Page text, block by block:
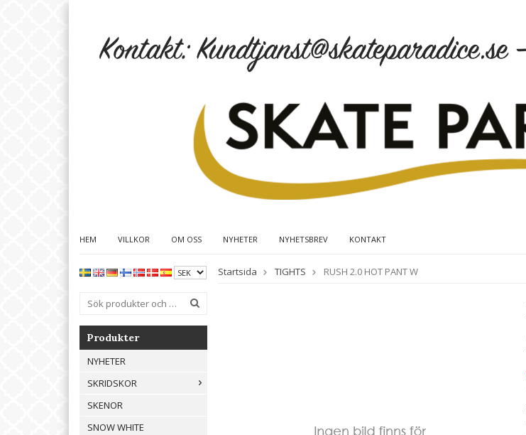
HEM VILLKOR OM OSS NYHETER NYHETSBREV KONTAKT
Produkter
NYHETER
SKRIDSKOR
SKENOR
SNOW WHITE
Startsida TIGHTS RUSH 2.0 HOT PANT W